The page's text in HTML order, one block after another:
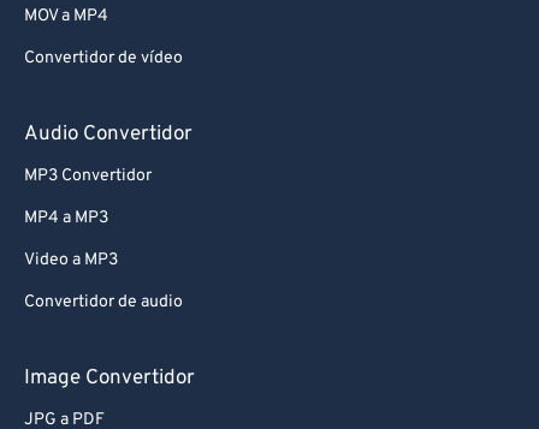
MOV a MP4
Convertidor de vídeo
Audio Convertidor
MP3 Convertidor
MP4 a MP3
Video a MP3
Convertidor de audio
Image Convertidor
JPG a PDF